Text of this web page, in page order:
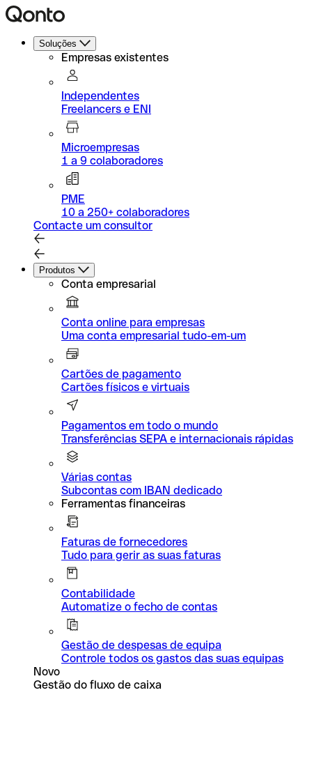
Soluções
Empresas existentes
Independentes
Freelancers e ENI
Microempresas
1 a 9 colaboradores
PME
10 a 250+ colaboradores
Contacte um consultor
Produtos
Conta empresarial
Conta online para empresas
Uma conta empresarial tudo-em-um
Cartões de pagamento
Cartões físicos e virtuais
Pagamentos em todo o mundo
Transferências SEPA e internacionais rápidas
Várias contas
Subcontas com IBAN dedicado
Ferramentas financeiras
Faturas de fornecedores
Tudo para gerir as suas faturas
Contabilidade
Automatize o fecho de contas
Gestão de despesas de equipa
Controle todos os gastos das suas equipas
Novo
Gestão do fluxo de caixa